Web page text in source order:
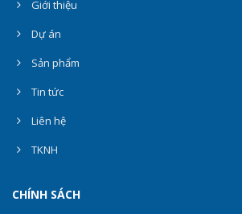
Giới thiệu
Dự án
Sản phẩm
Tin tức
Liên hệ
TKNH
CHÍNH SÁCH